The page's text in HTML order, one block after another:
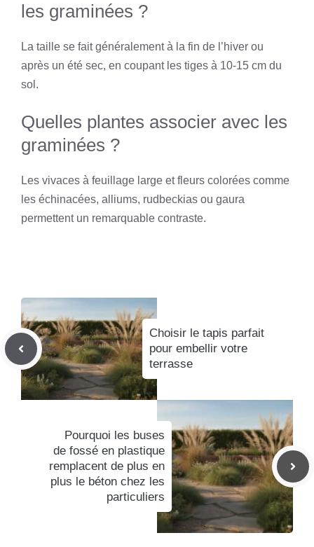
les graminées ?
La taille se fait généralement à la fin de l’hiver ou
après un été sec, en coupant les tiges à 10-15 cm du
sol.
Quelles plantes associer avec les
graminées ?
Les vivaces à feuillage large et fleurs colorées comme
les échinacées, alliums, rudbeckias ou gaura
permettent un remarquable contraste.
Choisir le tapis parfait
pour embellir votre
terrasse
Pourquoi les buses
de fossé en plastique
remplacent de plus en
plus le béton chez les
particuliers